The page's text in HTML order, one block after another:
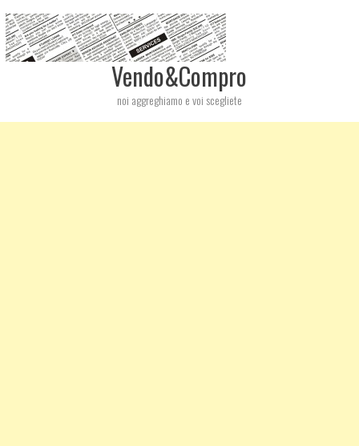
Vendo&Compro
noi aggreghiamo e voi scegliete